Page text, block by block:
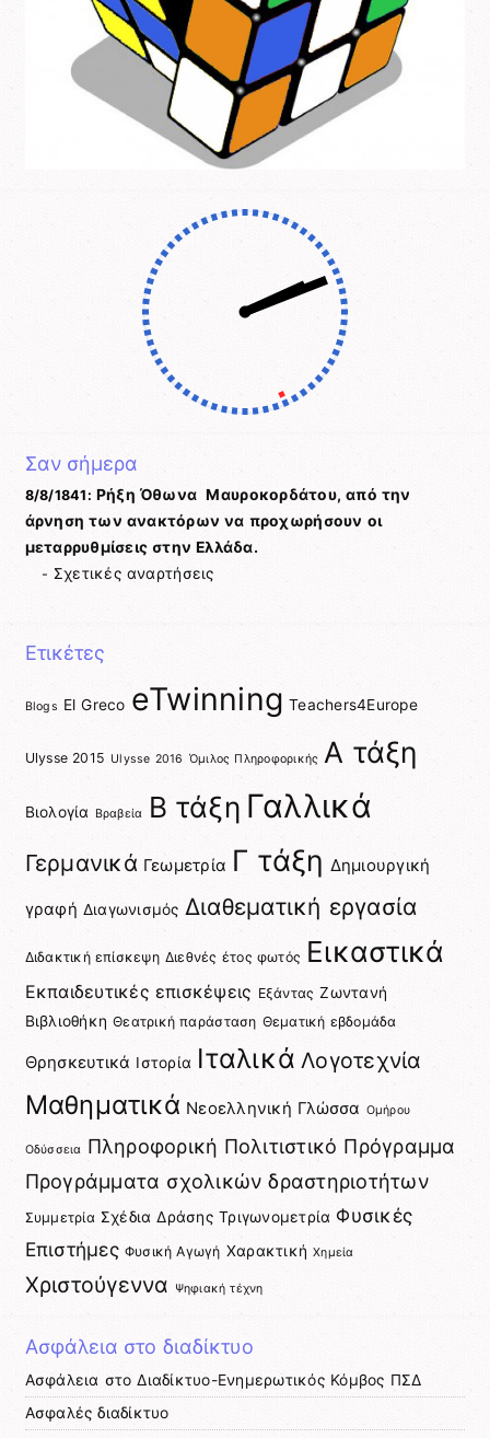
Σαν σήμερα
8/8/1841: Ρήξη Όθωνα  Μαυροκορδάτου, από την
άρνηση των ανακτόρων να προχωρήσουν οι
μεταρρυθμίσεις στην Ελλάδα.
- Σχετικές αναρτήσεις
Ετικέτες
Blogs El Greco eTwinning Teachers4Europe
Ulysse 2015 Ulysse 2016 Όμιλος Πληροφορικής Α τάξη
Βιολογία Βραβεία Β τάξη Γαλλικά
Γερμανικά Γεωμετρία Γ τάξη Δημιουργική
γραφή Διαγωνισμός Διαθεματική εργασία
Διδακτική επίσκεψη Διεθνές έτος φωτός Εικαστικά
Εκπαιδευτικές επισκέψεις Εξάντας Ζωντανή
Βιβλιοθήκη Θεατρική παράσταση Θεματική εβδομάδα
Θρησκευτικά Ιστορία Ιταλικά Λογοτεχνία
Μαθηματικά Νεοελληνική Γλώσσα Ομήρου
Οδύσσεια Πληροφορική Πολιτιστικό Πρόγραμμα
Προγράμματα σχολικών δραστηριοτήτων
Συμμετρία Σχέδια Δράσης Τριγωνομετρία Φυσικές
Επιστήμες Φυσική Αγωγή Χαρακτική Χημεία
Χριστούγεννα Ψηφιακή τέχνη
Ασφάλεια στο διαδίκτυο
Ασφάλεια στο Διαδίκτυο-Ενημερωτικός Κόμβος ΠΣΔ
Ασφαλές διαδίκτυο